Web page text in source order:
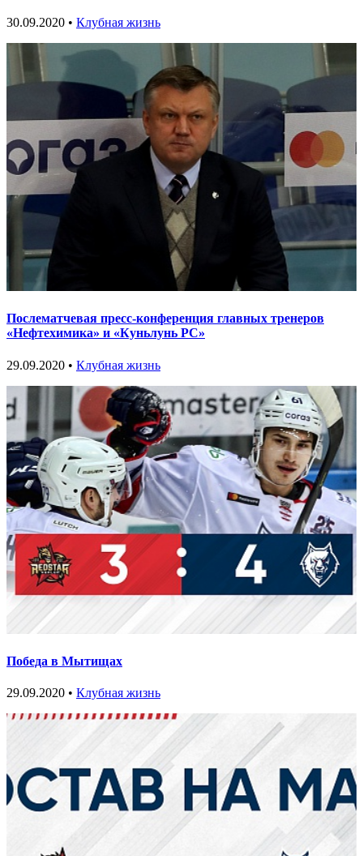
30.09.2020 • Клубная жизнь
Послематчевая пресс-конференция главных тренеров
«Нефтехимика» и «Куньлунь РС»
29.09.2020 • Клубная жизнь
Победа в Мытищах
29.09.2020 • Клубная жизнь